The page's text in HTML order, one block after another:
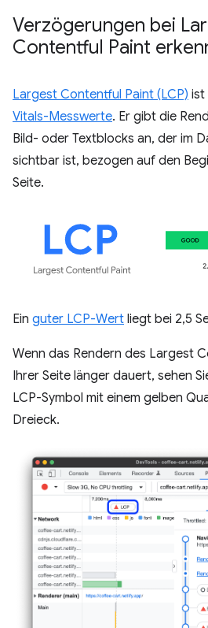
Verzögerungen bei
Contentful Paint
Largest Contentful Paint (LCP) ist
Vitals-Messwerte. Er gibt die
Bild- oder Textblocks an, der im
sichtbar ist, bezogen auf den
Seite.
Ein guter LCP-Wert liegt bei 2,5
Wenn das Rendern des Largest
Ihrer Seite länger dauert, sehen
LCP-Symbol mit einem gelben
Dreieck.